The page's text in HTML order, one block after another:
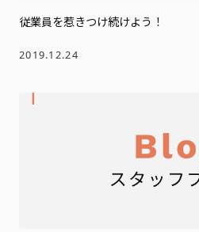
従業員を惹きつけ続けよう！
2019.12.24